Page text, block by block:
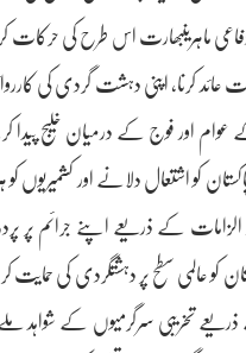
ماہرینبھارت اس طرح کی
عائد کرنا، اپنی دہشت گردی کی
عوام اور فوج کے درمیان خلیج
کو اشتعال دلانے اور
الزامات کے ذریعے اپنے جرائم پر
عالمی سطح پر دہشتگردی کی
تخریبی سرگرمیوں کے شواہد